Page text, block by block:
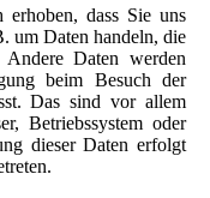
dass Sie uns
um Daten handeln, die
Daten werden
beim Besuch der
Das sind vor allem
Betriebssystem oder
dieser Daten erfolgt